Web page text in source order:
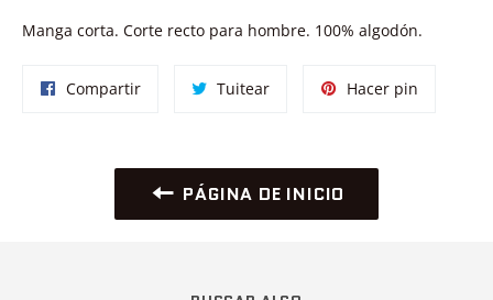
Manga corta. Corte recto para hombre. 100% algodón.
CompartirCompartir TuitearTuitear
Hacer pin
PÁGINA DE INICIO